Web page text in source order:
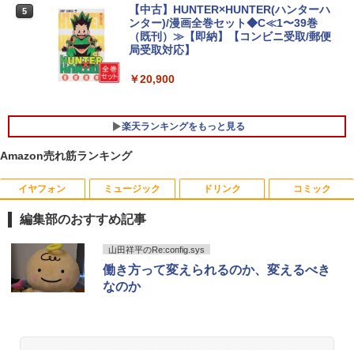
超得2,000円OFF&P2倍｜レッツノート｜
Microsoft office 2019 H&B付き｜中古
ノートパソコン Windows11 office付｜
メモリ8GB SSD256GB｜Panasonic Le
t's note｜中古ノートパソコン 軽量 薄型
ズ｜パソコン｜中古パソコン｜中古PC
5
MS Office 2024 H&B 搭載｜中古ノート
パソコン Windows11 Office付｜Core i5
第8世代 以降 SSD 512GB メモリ 8GB｜
古 ノートパソコン 無線 15.6インチ HD
テンキー WEBカメラ Bluetooth HDMI
タイプC｜Word Excel PowerPoint
4
Win11搭載 デスクトップパソコン一体型
デスクトップ新品 Office付き 24型フルH
D液晶一体型 デスクトップパソコン Core
i7 3615MQ メモリ16GB SSD512GB US
B 3.0 無線搭載 初心者向け 初期設定済み
テレワーク応援 在宅勤務
￥52,999
ソフトオフィス2024付き microsoft offi
ce付き 中古パソコン 中古 デスクトップ
パソコン 最新オフィス 第10世代 国内メ
ーカー 安心サポート 高品質 Windows11
B 中古 パソコン デスクトップパソコン
￥84,000
4インチ VA FHD 1080P フルHD 非光沢
ディスプレイ（100Hz/VGA/HDMI1.4 ブ
ルーライト軽減 フリッカーレス VESA対
応 Adaptive Sync対応 4000:1コントラ
スト チルト調節可 PCモニター KTC H24
V27
5
液晶ディスプレイ 23インチ ディスプレ
モニター ゲーミングモニター PCモニタ
ー 23.8 1920×1080 HDMI D-Sub ブラッ
ク スピーカー：なし 24E2N2100/11
5
【中古】HUNTER×HUNTER(ハンターハ
ンター)/漫画全巻セット◆C≪1〜39巻
（既刊）≫【即納】【コンビニ受取/郵便
局受取対応】
￥20,900
楽天ランキングをもっと見る
Amazon売れ筋ランキング
イヤフォン
Anker Soundcore P40i オフホワイト
￥7,990
ミュージック
BRUCE WAYNE feat. Flo Milli, ATL Jacob
[Explicit]
￥250
ドリンク
by Amazon 天然水 ラベルレス 500ml ×24本
富士山の天然水 バナジウム含有 水 ミネラル
ウォーター ペットボトル 静岡県産 500ミリリ
ットル (Smart Basic)
コミック
薬屋のひとりごと 17巻 (デジタル版ビッグガ
ンガンコミックス)
￥770
編集部のおすすめ記事
山田祥平のRe:config.sys
働き方って変えられるのか、変えるべき
なのか